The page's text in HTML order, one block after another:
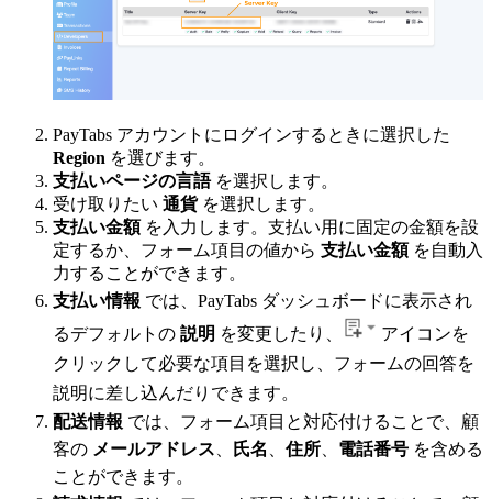
PayTabs アカウントにログインするときに選択した
Region を選びます。
支払いページの言語を選択します。
受け取りたい 通貨を選択します。
支払い金額 を入力します。支払い用に固定の金額を設
定するか、フォーム項目の値から 支払い金額 を自動入
力することができます。
支払い情報 では、PayTabs ダッシュボードに表示され
るデフォルトの 説明 を変更したり、
アイコンを
クリックして必要な項目を選択し、フォームの回答を
説明に差し込んだりできます。
配送情報 では、フォーム項目と対応付けることで、顧
客の メールアドレス、 氏名 、 住所、 電話番号 を含める
ことができます。